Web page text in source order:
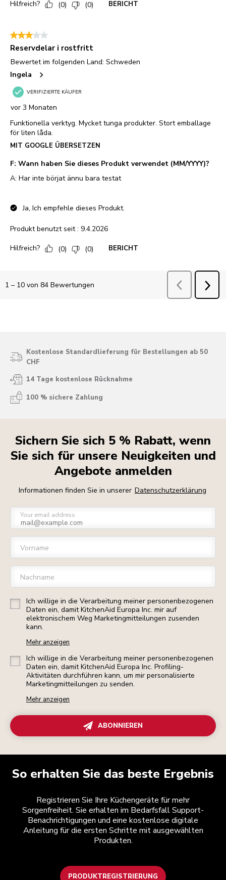
Kostenlose Standardlieferung für Bestellungen ab 50
CHF
14 Tage kostenlose Rücknahme
100 % sichere Zahlung
Sichern Sie sich 5 % Rabatt, wenn
Sie sich für unsere Neuigkeiten und
Angebote anmelden
Informationen finden Sie in unserer Datenschutzerklärung
Your email address
Vorname
Nachname
Ich willige in die Verarbeitung meiner personenbezogenen
Daten ein, damit KitchenAid Europa Inc. mir auf
elektronischem Weg Marketingmitteilungen zusenden
kann.
Mehr anzeigen
Ich willige in die Verarbeitung meiner personenbezogenen
Daten ein, damit KitchenAid Europa Inc. Profiling-
Aktivitäten durchführen kann, um mir personalisierte
Marketingmitteilungen zu senden.
Mehr anzeigen
ABONNIEREN
So erhalten Sie das beste Ergebnis
Registrieren Sie Ihre Küchengeräte für mehr
Sorgenfreiheit. Sie erhalten im Bedarfsfall Support-
Benachrichtigungen und eine kostenlose digitale
Anleitung für die ersten Schritte mit ausgewählten
Produkten.
PRODUKTREGISTRIERUNG